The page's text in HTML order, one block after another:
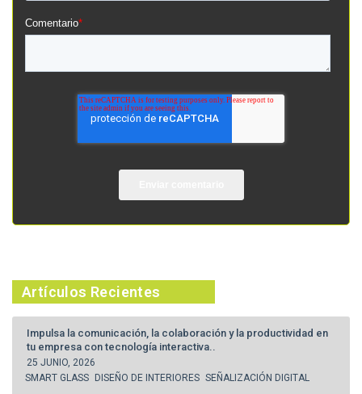
Artículos Recientes
Impulsa la comunicación, la colaboración y la productividad en
tu empresa con tecnología interactiva..
25 JUNIO, 2026
SMART GLASS DISEÑO DE INTERIORES SEÑALIZACIÓN DIGITAL
Comentario*